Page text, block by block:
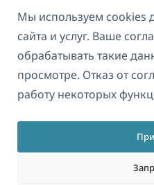
Мы используем cookies
сайта и услуг. Ваше
обрабатывать такие
просмотре. Отказ от
работу некоторых
О
GDPR и политика
в